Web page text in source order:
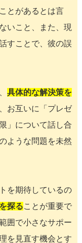
とがあるとは言
いこと、また、現
すことで、彼の誤
具体的な解決策を
お互いに「プレゼ
」について話し合
ような問題を未然
を期待しているの
探ることが重要で
囲で小さなサポー
を見直す機会とす